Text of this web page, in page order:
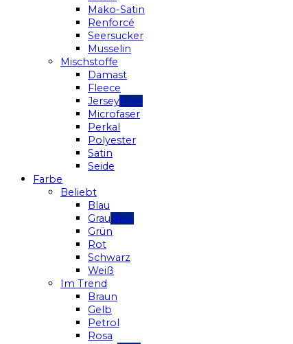
Mako-Satin
Renforcé
Seersucker
Musselin
Mischstoffe
Damast
Fleece
Jersey
Microfaser
Perkal
Polyester
Satin
Seide
Farbe
Beliebt
Blau
Grau
Grün
Rot
Schwarz
Weiß
Im Trend
Braun
Gelb
Petrol
Rosa